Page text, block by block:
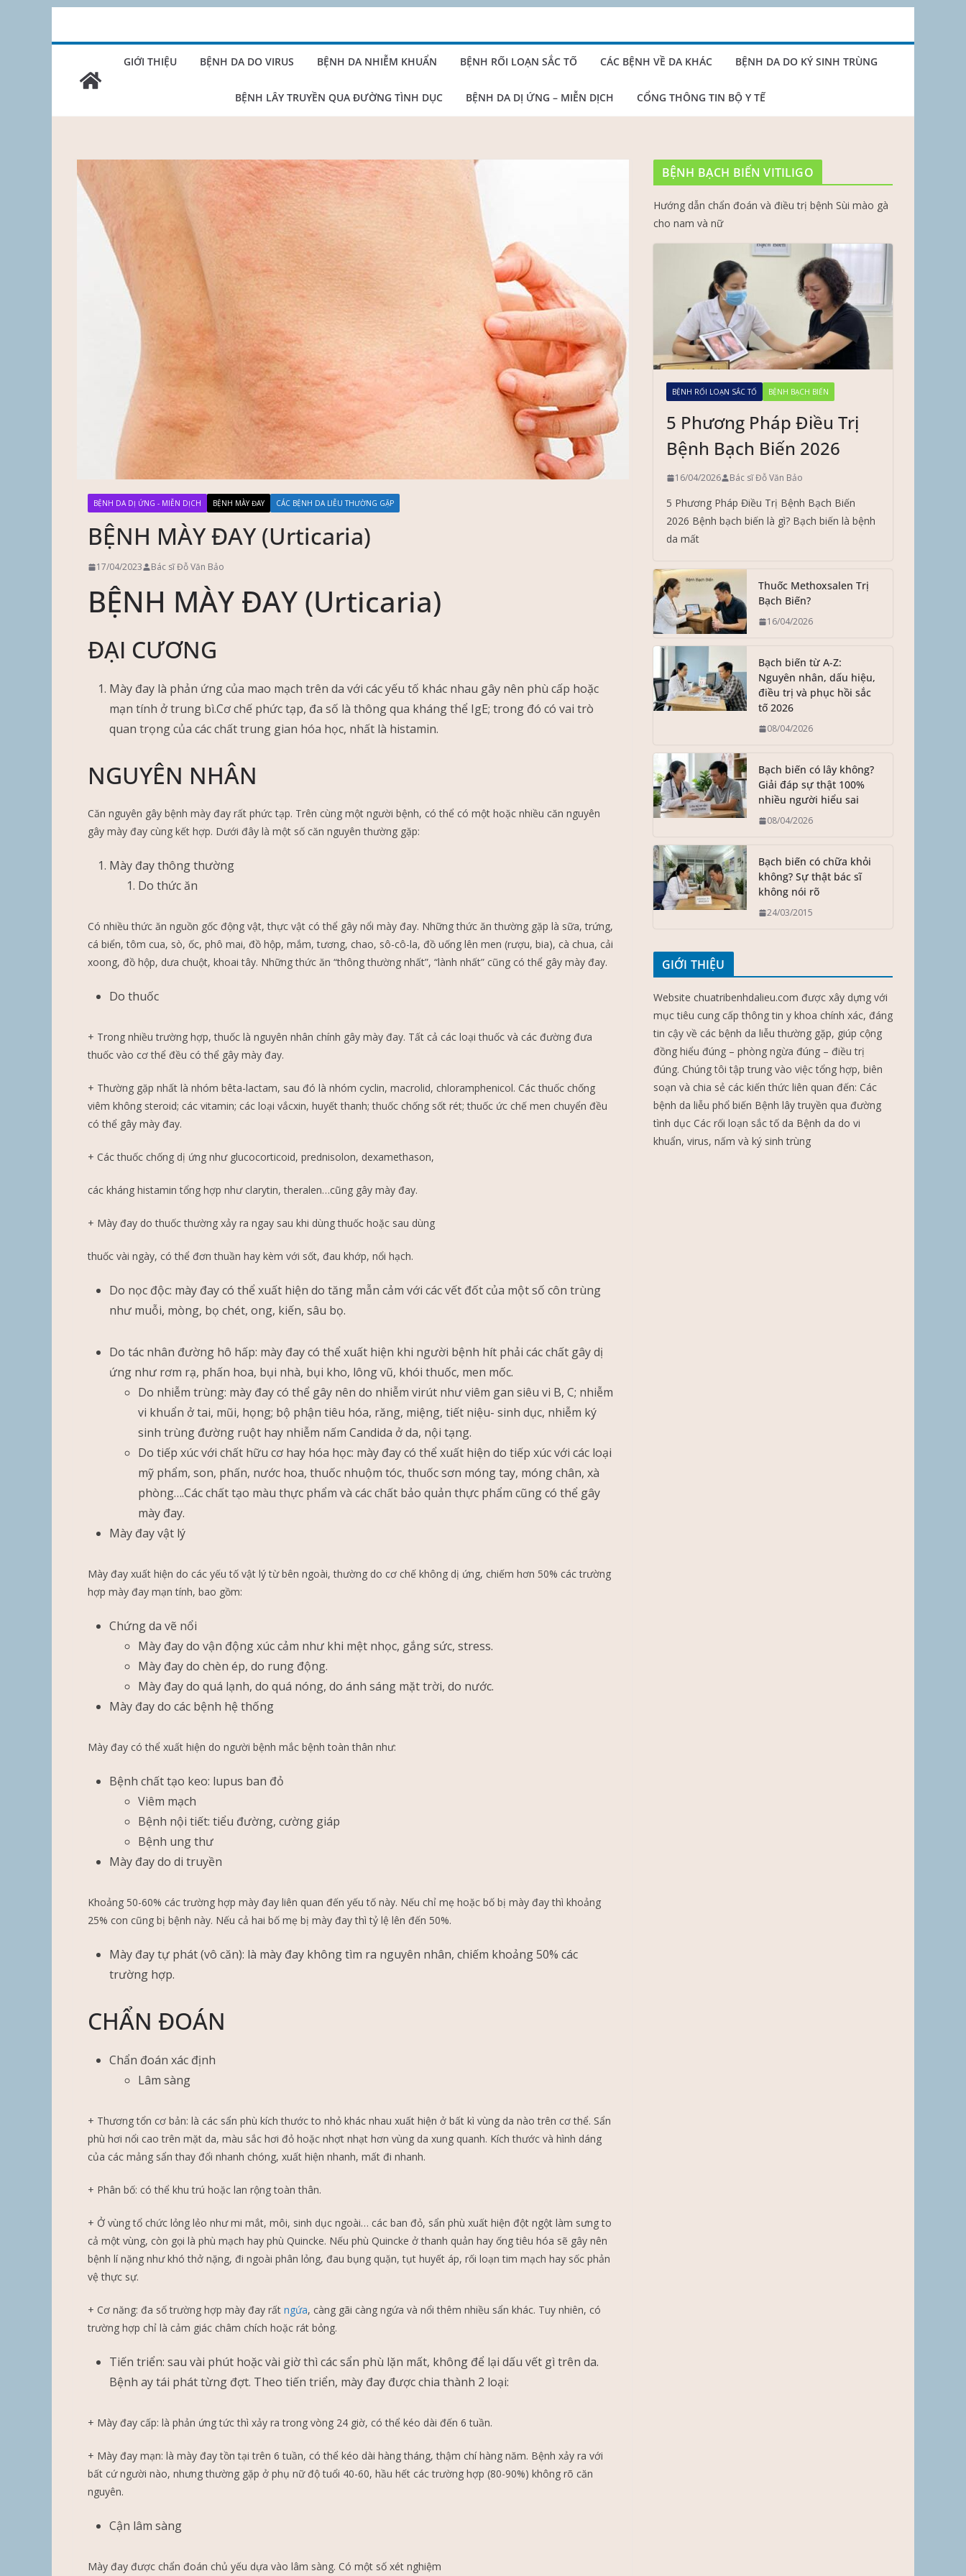
GIỚI THIỆU BỆNH DA DO VIRUS BỆNH DA NHIỄM KHUẨN BỆNH RỐI LOẠN SẮC TỐ CÁC BỆNH VỀ DA KHÁC BỆNH DA DO KÝ SINH TRÙNG
BỆNH LÂY TRUYỀN QUA ĐƯỜNG TÌNH DỤC BỆNH DA DỊ ỨNG – MIỄN DỊCH CỔNG THÔNG TIN BỘ Y TẾ
BỆNH DA DỊ ỨNG - MIỄN DỊCH BỆNH MÀY ĐAY CÁC BỆNH DA LIỄU THƯỜNG GẶP
BỆNH MÀY ĐAY (Urticaria)
17/04/2023 Bác sĩ Đỗ Văn Bảo
BỆNH MÀY ĐAY (Urticaria)
ĐẠI CƯƠNG
Mày đay là phản ứng của mao mạch trên da với các yếu tố khác nhau gây nên phù cấp hoặc
mạn tính ở trung bì.Cơ chế phức tạp, đa số là thông qua kháng thể IgE; trong đó có vai trò
quan trọng của các chất trung gian hóa học, nhất là histamin.
NGUYÊN NHÂN
Căn nguyên gây bệnh mày đay rất phức tạp. Trên cùng một người bệnh, có thể có một hoặc nhiều căn nguyên
gây mày đay cùng kết hợp. Dưới đây là một số căn nguyên thường gặp:
Mày đay thông thường
Do thức ăn
Có nhiều thức ăn nguồn gốc động vật, thực vật có thể gây nổi mày đay. Những thức ăn thường gặp là sữa, trứng,
cá biển, tôm cua, sò, ốc, phô mai, đồ hộp, mắm, tương, chao, sô-cô-la, đồ uống lên men (rượu, bia), cà chua, cải
xoong, đồ hộp, dưa chuột, khoai tây. Những thức ăn “thông thường nhất”, “lành nhất” cũng có thể gây mày đay.
Do thuốc
+ Trong nhiều trường hợp, thuốc là nguyên nhân chính gây mày đay. Tất cả các loại thuốc và các đường đưa
thuốc vào cơ thể đều có thể gây mày đay.
+ Thường gặp nhất là nhóm bêta-lactam, sau đó là nhóm cyclin, macrolid, chloramphenicol. Các thuốc chống
viêm không steroid; các vitamin; các loại vắcxin, huyết thanh; thuốc chống sốt rét; thuốc ức chế men chuyển đều
có thể gây mày đay.
+ Các thuốc chống dị ứng như glucocorticoid, prednisolon, dexamethason,
các kháng histamin tổng hợp như clarytin, theralen…cũng gây mày đay.
+ Mày đay do thuốc thường xảy ra ngay sau khi dùng thuốc hoặc sau dùng
thuốc vài ngày, có thể đơn thuần hay kèm với sốt, đau khớp, nổi hạch.
Do nọc độc: mày đay có thể xuất hiện do tăng mẫn cảm với các vết đốt của một số côn trùng
như muỗi, mòng, bọ chét, ong, kiến, sâu bọ.
Do tác nhân đường hô hấp: mày đay có thể xuất hiện khi người bệnh hít phải các chất gây dị
ứng như rơm rạ, phấn hoa, bụi nhà, bụi kho, lông vũ, khói thuốc, men mốc.
Do nhiễm trùng: mày đay có thể gây nên do nhiễm virút như viêm gan siêu vi B, C; nhiễm
vi khuẩn ở tai, mũi, họng; bộ phận tiêu hóa, răng, miệng, tiết niệu- sinh dục, nhiễm ký
sinh trùng đường ruột hay nhiễm nấm Candida ở da, nội tạng.
Do tiếp xúc với chất hữu cơ hay hóa học: mày đay có thể xuất hiện do tiếp xúc với các loại
mỹ phẩm, son, phấn, nước hoa, thuốc nhuộm tóc, thuốc sơn móng tay, móng chân, xà
phòng….Các chất tạo màu thực phẩm và các chất bảo quản thực phẩm cũng có thể gây
mày đay.
Mày đay vật lý
Mày đay xuất hiện do các yếu tố vật lý từ bên ngoài, thường do cơ chế không dị ứng, chiếm hơn 50% các trường
hợp mày đay mạn tính, bao gồm:
Chứng da vẽ nổi
Mày đay do vận động xúc cảm như khi mệt nhọc, gắng sức, stress.
Mày đay do chèn ép, do rung động.
Mày đay do quá lạnh, do quá nóng, do ánh sáng mặt trời, do nước.
Mày đay do các bệnh hệ thống
Mày đay có thể xuất hiện do người bệnh mắc bệnh toàn thân như:
Bệnh chất tạo keo: lupus ban đỏ
Viêm mạch
Bệnh nội tiết: tiểu đường, cường giáp
Bệnh ung thư
Mày đay do di truyền
Khoảng 50-60% các trường hợp mày đay liên quan đến yếu tố này. Nếu chỉ mẹ hoặc bố bị mày đay thì khoảng
25% con cũng bị bệnh này. Nếu cả hai bố mẹ bị mày đay thì tỷ lệ lên đến 50%.
Mày đay tự phát (vô căn): là mày đay không tìm ra nguyên nhân, chiếm khoảng 50% các
trường hợp.
CHẨN ĐOÁN
Chẩn đoán xác định
Lâm sàng
+ Thương tổn cơ bản: là các sẩn phù kích thước to nhỏ khác nhau xuất hiện ở bất kì vùng da nào trên cơ thể. Sẩn
phù hơi nổi cao trên mặt da, màu sắc hơi đỏ hoặc nhợt nhạt hơn vùng da xung quanh. Kích thước và hình dáng
của các mảng sẩn thay đổi nhanh chóng, xuất hiện nhanh, mất đi nhanh.
+ Phân bố: có thể khu trú hoặc lan rộng toàn thân.
+ Ở vùng tổ chức lỏng lẻo như mi mắt, môi, sinh dục ngoài… các ban đỏ, sẩn phù xuất hiện đột ngột làm sưng to
cả một vùng, còn gọi là phù mạch hay phù Quincke. Nếu phù Quincke ở thanh quản hay ống tiêu hóa sẽ gây nên
bệnh lí nặng như khó thở nặng, đi ngoài phân lỏng, đau bụng quặn, tụt huyết áp, rối loạn tim mạch hay sốc phản
vệ thực sự.
+ Cơ năng: đa số trường hợp mày đay rất ngứa, càng gãi càng ngứa và nổi thêm nhiều sẩn khác. Tuy nhiên, có
trường hợp chỉ là cảm giác châm chích hoặc rát bỏng.
Tiến triển: sau vài phút hoặc vài giờ thì các sẩn phù lặn mất, không để lại dấu vết gì trên da.
Bệnh ay tái phát từng đợt. Theo tiến triển, mày đay được chia thành 2 loại:
+ Mày đay cấp: là phản ứng tức thì xảy ra trong vòng 24 giờ, có thể kéo dài đến 6 tuần.
+ Mày đay mạn: là mày đay tồn tại trên 6 tuần, có thể kéo dài hàng tháng, thậm chí hàng năm. Bệnh xảy ra với
bất cứ người nào, nhưng thường gặp ở phụ nữ độ tuổi 40-60, hầu hết các trường hợp (80-90%) không rõ căn
nguyên.
Cận lâm sàng
Mày đay được chẩn đoán chủ yếu dựa vào lâm sàng. Có một số xét nghiệm
BỆNH BẠCH BIẾN VITILIGO
Hướng dẫn chẩn đoán và điều trị bệnh Sùi mào gà
cho nam và nữ
BỆNH RỐI LOẠN SẮC TỐ BỆNH BẠCH BIẾN
5 Phương Pháp Điều Trị
Bệnh Bạch Biến 2026
16/04/2026 Bác sĩ Đỗ Văn Bảo
5 Phương Pháp Điều Trị Bệnh Bạch Biến
2026 Bệnh bạch biến là gì? Bạch biến là bệnh
da mất
Thuốc Methoxsalen Trị
Bạch Biến?
16/04/2026
Bạch biến từ A-Z:
Nguyên nhân, dấu hiệu,
điều trị và phục hồi sắc
tố 2026
08/04/2026
Bạch biến có lây không?
Giải đáp sự thật 100%
nhiều người hiểu sai
08/04/2026
Bạch biến có chữa khỏi
không? Sự thật bác sĩ
không nói rõ
24/03/2015
GIỚI THIỆU
Website chuatribenhdalieu.com được xây dựng với
mục tiêu cung cấp thông tin y khoa chính xác, đáng
tin cậy về các bệnh da liễu thường gặp, giúp cộng
đồng hiểu đúng – phòng ngừa đúng – điều trị
đúng. Chúng tôi tập trung vào việc tổng hợp, biên
soạn và chia sẻ các kiến thức liên quan đến: Các
bệnh da liễu phổ biến Bệnh lây truyền qua đường
tình dục Các rối loạn sắc tố da Bệnh da do vi
khuẩn, virus, nấm và ký sinh trùng